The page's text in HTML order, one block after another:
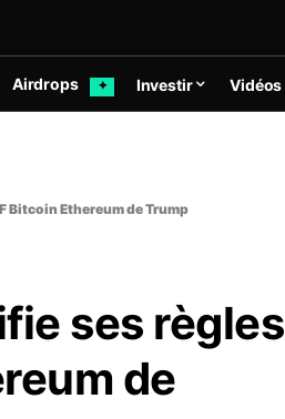
Airdrops ✦ Investir Vidéos
Bitcoin Ethereum de Trump
ses règles
de